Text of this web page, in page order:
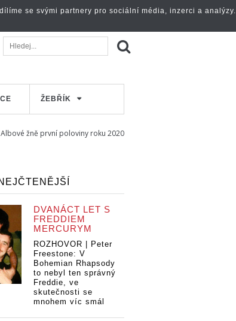
ŽEBŘÍK
žně první poloviny roku 2020
DVANÁCT LET S
FREDDIEM
MERCURYM
ROZHOVOR | Peter
Freestone: V
Bohemian Rhapsody
to nebyl ten správný
Freddie, ve
skutečnosti se
mnohem víc smál
se svými partnery pro sociální média, inzerci a analýzy.